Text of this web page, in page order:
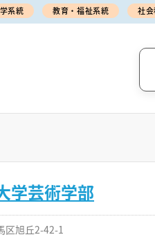
系統 教育・福祉系統 社
学芸術学部
区旭丘2-42-1